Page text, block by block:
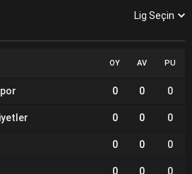
Lig Seçin
OY AV PU
0 0 0
0 0 0
0 0 0
0 0 0